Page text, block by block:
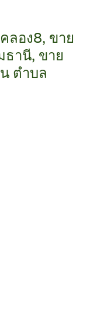
ลอง8, ขาย
านี, ขาย
ตำบล